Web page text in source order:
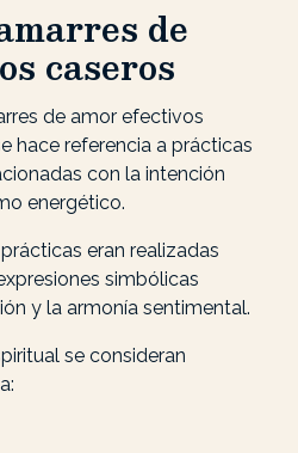
de
caseros
de amor efectivos
hace referencia a prácticas
con la intención
energético.
eran realizadas
simbólicas
y la armonía sentimental.
se consideran